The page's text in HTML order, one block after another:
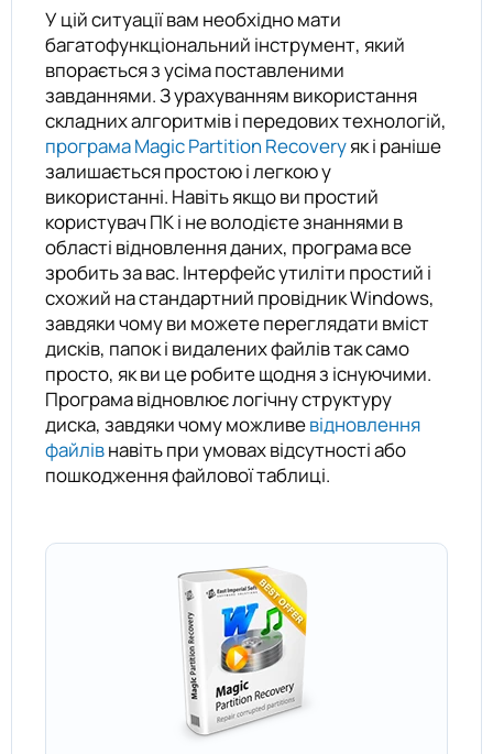
У цій ситуації вам необхідно мати
багатофункціональний інструмент, який
впорається з усіма поставленими
завданнями. З урахуванням використання
складних алгоритмів і передових технологій,
програма Magic Partition Recoveryяк і раніше
залишається простою і легкою у
використанні. Навіть якщо ви простий
користувач ПК і не володієте знаннями в
області відновлення даних, програма все
зробить за вас. Інтерфейс утиліти простий і
схожий на стандартний провідник Windows,
завдяки чому ви можете переглядати вміст
дисків, папок і видалених файлів так само
просто, як ви це робите щодня з існуючими.
Програма відновлює логічну структуру
диска, завдяки чому можливевідновлення
файлівнавіть при умовах відсутності або
пошкодження файлової таблиці.